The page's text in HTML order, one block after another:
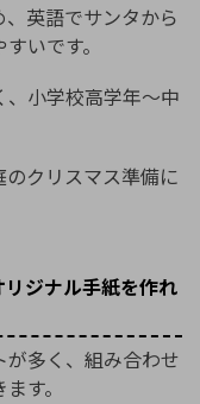
英語でサンタから
いです。
小学校高学年〜中
クリスマス準備に
ジナル手紙を作れ
多く、組み合わせ
す。